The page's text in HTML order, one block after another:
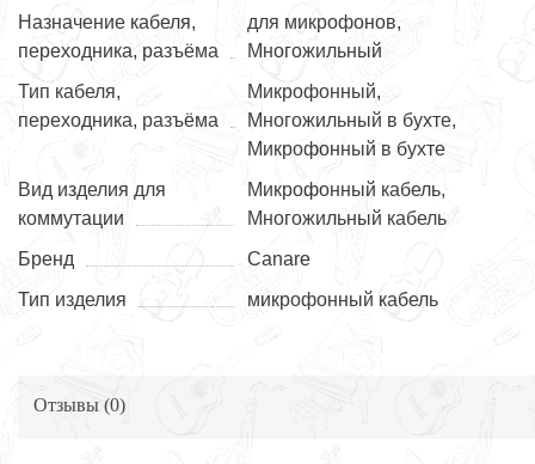
Назначение кабеля,
переходника, разъёма
для микрофонов,
Многожильный
Тип кабеля,
переходника, разъёма
Микрофонный,
Многожильный в бухте,
Микрофонный в бухте
Вид изделия для
коммутации
Микрофонный кабель,
Многожильный кабель
Бренд
Canare
Тип изделия
микрофонный кабель
Отзывы (0)